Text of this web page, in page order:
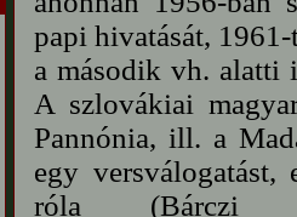
papi hivatását,
a második vh. alatti
A szlovákiai
Pannónia, ill. a
egy
róla (Bárczi